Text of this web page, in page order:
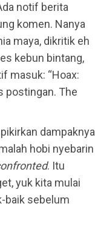
notif berita
komen. Nanya
maya, dikritik eh
kebun bintang,
masuk: “Hoax:
postingan. The
dampaknya
hobi nyebarin
. Itu
yuk kita mulai
baik sebelum